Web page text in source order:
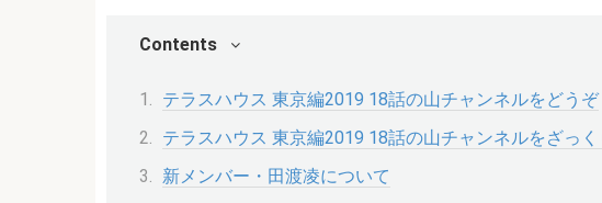
Contents
テラスハウス 東京編2019 18話の山チャンネルをどうぞ
テラスハウス 東京編2019 18話の山チャンネルをざっ
新メンバー・田渡凌について